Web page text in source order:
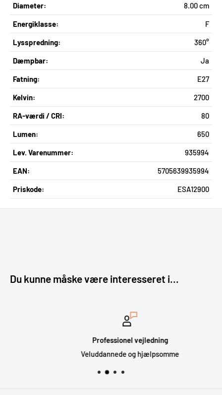
Diameter: 8.00 cm
Energiklasse: F
Lysspredning: 360°
Dæmpbar: Ja
Fatning: E27
Kelvin: 2700
RA-værdi / CRI: 80
Lumen: 650
Lev. Varenummer: 935994
EAN: 5705639935994
Priskode: ESA12900
Du kunne måske være interesseret i...
Professionel vejledning
Veluddannede og hjælpsomme